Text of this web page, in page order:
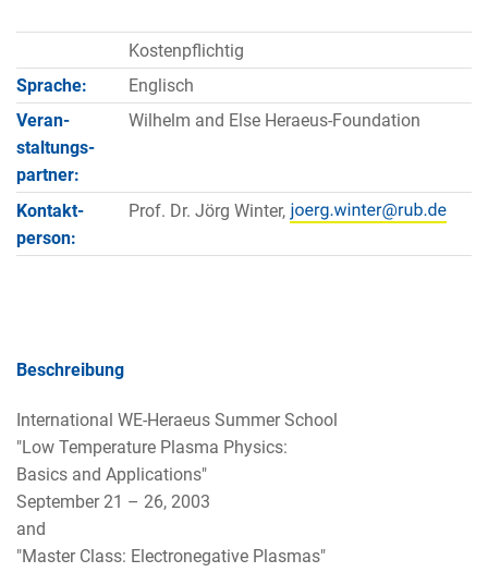
Kostenpflichtig
Sprache:
Englisch
Veran­
staltungs­
partner:
Wilhelm and Else Heraeus-Foundation
Kontakt­
person:
Prof. Dr. Jörg Winter,
Beschreibung
International WE-Heraeus Summer School
"Low Temperature Plasma Physics:
Basics and Applications"
September 21 – 26, 2003
and
"Master Class: Electronegative Plasmas"